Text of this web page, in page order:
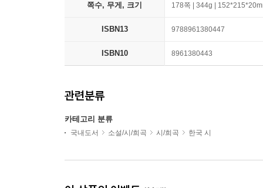
쪽수, 무게, 크기 178쪽 | 344g |
ISBN13 9788961380447
ISBN10 8961380443
관련분류
카테고리 분류
국내도서 소설/시/희곡 시/희곡 한국 시